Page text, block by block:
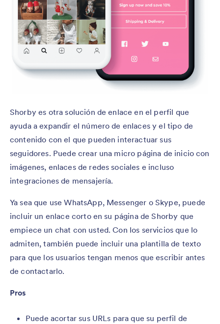
Shorby es otra solución de enlace en el perfil que
ayuda a expandir el número de enlaces y el tipo de
contenido con el que pueden interactuar sus
seguidores. Puede crear una micro página de inicio con
imágenes, enlaces de redes sociales e incluso
integraciones de mensajería.
Ya sea que use WhatsApp, Messenger o Skype, puede
incluir un enlace corto en su página de Shorby que
empiece un chat con usted. Con los servicios que lo
admiten, también puede incluir una plantilla de texto
para que los usuarios tengan menos que escribir antes
de contactarlo.
Pros
Puede acortar sus URLs para que su perfil de